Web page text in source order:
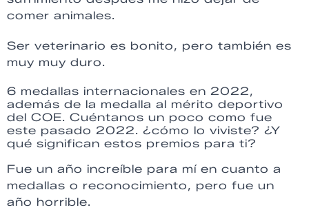
comer animales.
Ser veterinario es bonito, pero también es
muy muy duro.
6 medallas internacionales en 2022,
además de la medalla al mérito deportivo
del COE. Cuéntanos un poco como fue
este pasado 2022. ¿cómo lo viviste? ¿Y
qué significan estos premios para ti?
Fue un año increíble para mí en cuanto a
medallas o reconocimiento, pero fue un
año horrible.